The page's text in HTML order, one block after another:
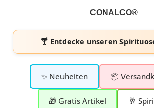
CONALCO®
🍸 Entdecke unseren
✨ Neuheiten 📦
🎁 Gratis Artikel 🥂